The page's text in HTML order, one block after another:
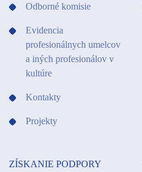
Odborné komisie
Evidencia
profesionálnych umelcov
a iných profesionálov v
kultúre
Kontakty
Projekty
ZÍSKANIE PODPORY